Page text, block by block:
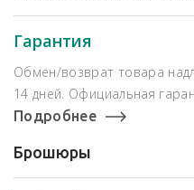
Гарантия
Обмен/возврат товара
14 дней. Официальная
Подробнее
Брошюры